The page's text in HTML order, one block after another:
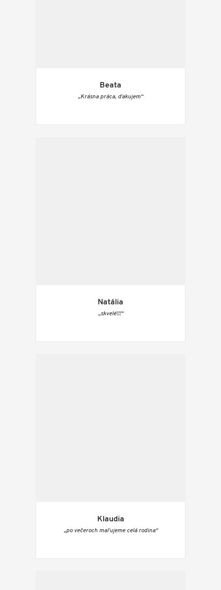
Beata
„Krásna práca, ďakujem“
Natália
„skvelé!!!“
Klaudia
„po večeroch maľujeme celá rodina“